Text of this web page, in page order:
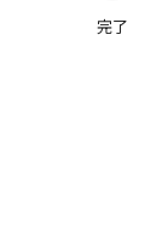
完了